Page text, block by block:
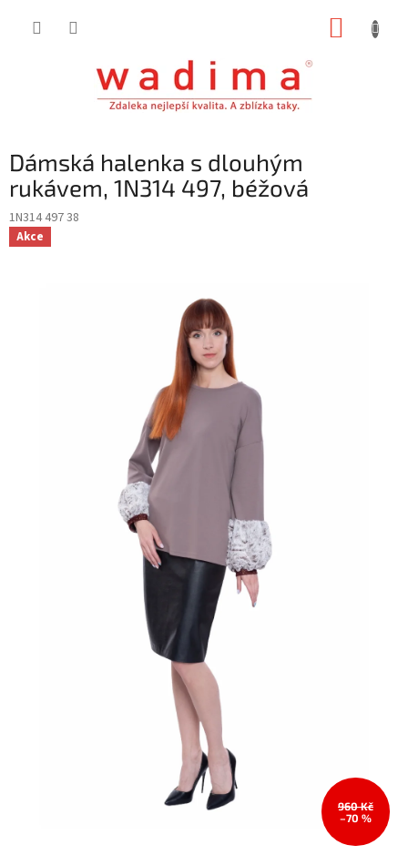
Dámská halenka s dlouhým
rukávem, 1N314 497, béžová
1N314 497 38
Akce
960 Kč
–70 %